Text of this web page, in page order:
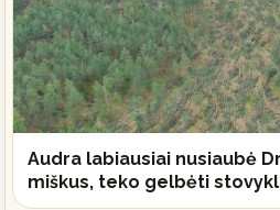
Audra labiausiai nusiaubė
miškus, teko gelbėti